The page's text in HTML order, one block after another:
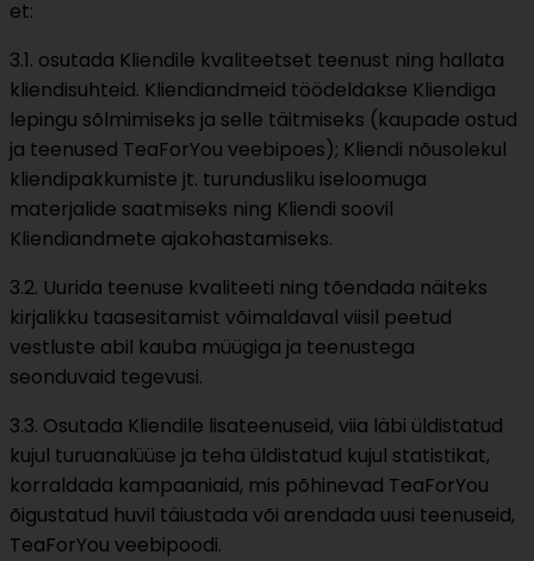
et:
3.1. osutada Kliendile kvaliteetset teenust ning hallata
kliendisuhteid. Kliendiandmeid töödeldakse Kliendiga
lepingu sõlmimiseks ja selle täitmiseks (kaupade ostud
ja teenused TeaForYou veebipoes); Kliendi nõusolekul
kliendipakkumiste jt. turundusliku iseloomuga
materjalide saatmiseks ning Kliendi soovil
Kliendiandmete ajakohastamiseks.
3.2. Uurida teenuse kvaliteeti ning tõendada näiteks
kirjalikku taasesitamist võimaldaval viisil peetud
vestluste abil kauba müügiga ja teenustega
seonduvaid tegevusi.
3.3. Osutada Kliendile lisateenuseid, viia läbi üldistatud
kujul turuanalüüse ja teha üldistatud kujul statistikat,
korraldada kampaaniaid, mis põhinevad TeaForYou
õigustatud huvil täiustada või arendada uusi teenuseid,
TeaForYou veebipoodi.